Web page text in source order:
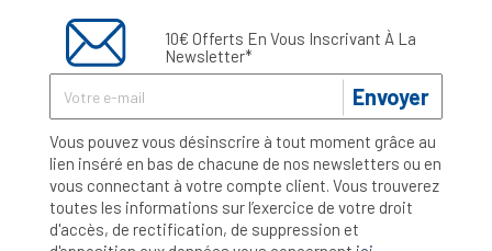
10€ Offerts En Vous Inscrivant À La
Newsletter*
Envoyer
Vous pouvez vous désinscrire à tout moment grâce au
lien inséré en bas de chacune de nos newsletters ou en
vous connectant à votre compte client. Vous trouverez
toutes les informations sur l’exercice de votre droit
d'accès, de rectification, de suppression et